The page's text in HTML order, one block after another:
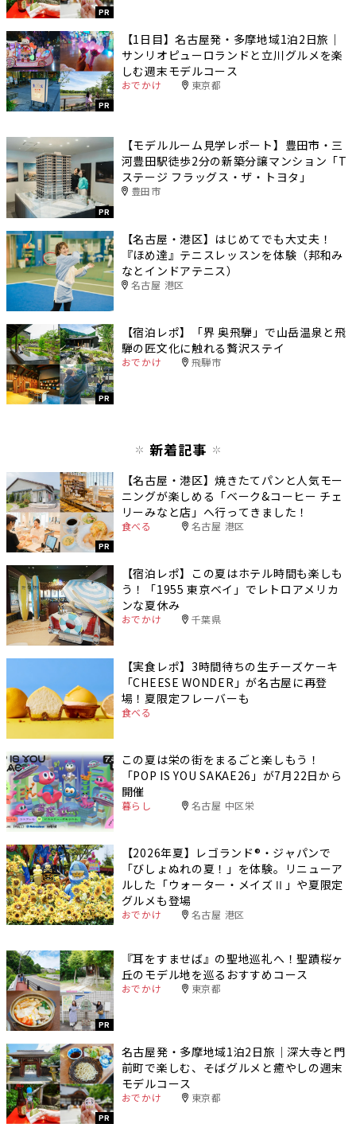
PR
PR
【1日目】名古屋発・多摩地域1泊2日旅｜
サンリオピューロランドと立川グルメを楽
しむ週末モデルコース
おでかけ 東京都
PR
【モデルルーム見学レポート】豊田市・三
河豊田駅徒歩2分の新築分譲マンション「T
ステージ フラッグス・ザ・トヨタ」
豊田市
【名古屋・港区】はじめてでも大丈夫！
『ほめ達』テニスレッスンを体験（邦和み
なとインドアテニス）
名古屋 港区
PR
【宿泊レポ】「界 奥飛騨」で山岳温泉と飛
騨の匠文化に触れる贅沢ステイ
おでかけ 飛騨市
新着記事
PR
【名古屋・港区】焼きたてパンと人気モー
ニングが楽しめる「ベーク&コーヒー チェ
リーみなと店」へ行ってきました！
食べる 名古屋 港区
【宿泊レポ】この夏はホテル時間も楽しも
う！「1955 東京ベイ」でレトロアメリカ
ンな夏休み
おでかけ 千葉県
【実食レポ】3時間待ちの生チーズケーキ
「CHEESE WONDER」が名古屋に再登
場！夏限定フレーバーも
食べる
この夏は栄の街をまるごと楽しもう！
「POP IS YOU SAKAE26」が7月22日から
開催
暮らし 名古屋 中区栄
【2026年夏】レゴランド®・ジャパンで
「びしょぬれの夏！」を体験。リニューア
ルした「ウォーター・メイズⅡ」や夏限定
グルメも登場
おでかけ 名古屋 港区
PR
『耳をすませば』の聖地巡礼へ！聖蹟桜ヶ
丘のモデル地を巡るおすすめコース
おでかけ 東京都
PR
名古屋発・多摩地域1泊2日旅｜深大寺と門
前町で楽しむ、そばグルメと癒やしの週末
モデルコース
おでかけ 東京都